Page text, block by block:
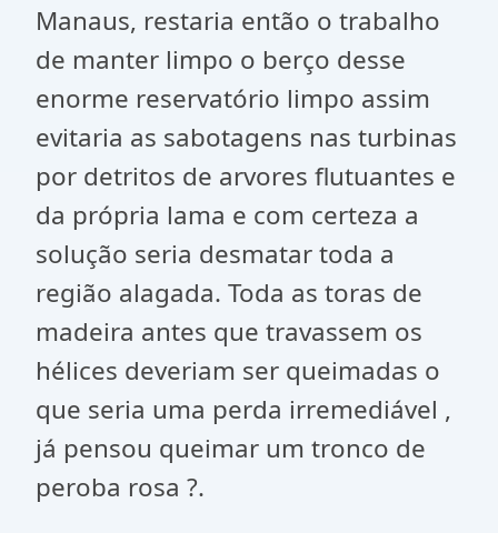
Manaus, restaria então o trabalho
de manter limpo o berço desse
enorme reservatório limpo assim
evitaria as sabotagens nas turbinas
por detritos de arvores flutuantes e
da própria lama e com certeza a
solução seria desmatar toda a
região alagada. Toda as toras de
madeira antes que travassem os
hélices deveriam ser queimadas o
que seria uma perda irremediável ,
já pensou queimar um tronco de
peroba rosa ?.